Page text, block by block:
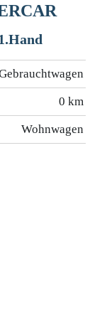
0 km
Wohnwagen